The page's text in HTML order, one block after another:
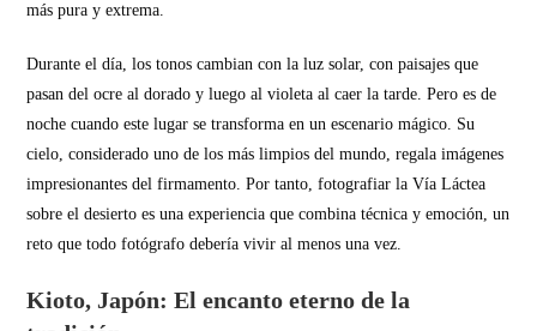
más pura y extrema.
Durante el día, los tonos cambian con la luz solar, con paisajes que
pasan del ocre al dorado y luego al violeta al caer la tarde. Pero es de
noche cuando este lugar se transforma en un escenario mágico. Su
cielo, considerado uno de los más limpios del mundo, regala imágenes
impresionantes del firmamento. Por tanto, fotografiar la Vía Láctea
sobre el desierto es una experiencia que combina técnica y emoción, un
reto que todo fotógrafo debería vivir al menos una vez.
Kioto, Japón: El encanto eterno de la